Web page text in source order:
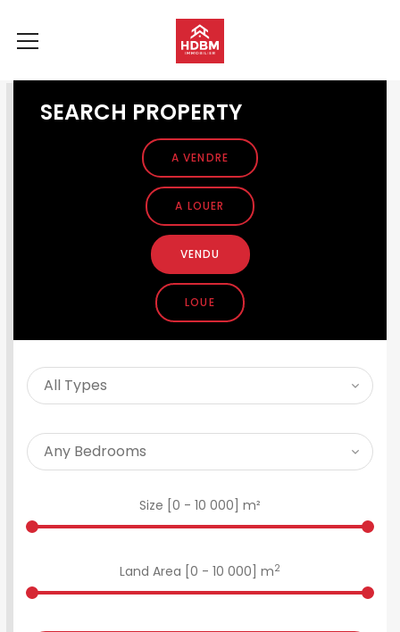
SEARCH PROPERTY
A VENDRE
A LOUER
VENDU
LOUE
Size [ 0 - 10 000 ] m²
Land Area [ 0 - 10 000 ] m2